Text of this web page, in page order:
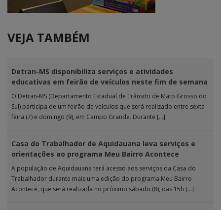
VEJA TAMBÉM
Detran-MS disponibiliza serviços e atividades
educativas em feirão de veículos neste fim de semana
O Detran-MS (Departamento Estadual de Trânsito de Mato Grosso do
Sul) participa de um feirão de veículos que será realizado entre sexta-
feira (7) e domingo (9), em Campo Grande. Durante […]
Casa do Trabalhador de Aquidauana leva serviços e
orientações ao programa Meu Bairro Acontece
A população de Aquidauana terá acesso aos serviços da Casa do
Trabalhador durante mais uma edição do programa Meu Bairro
Acontece, que será realizada no próximo sábado (8), das 15h […]